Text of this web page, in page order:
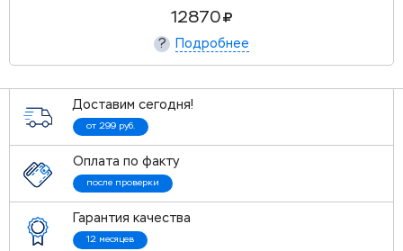
12870
? Подробнее
Доставим сегодня!
от 299 руб.
Оплата по факту
после проверки
Гарантия качества
12 месяцев